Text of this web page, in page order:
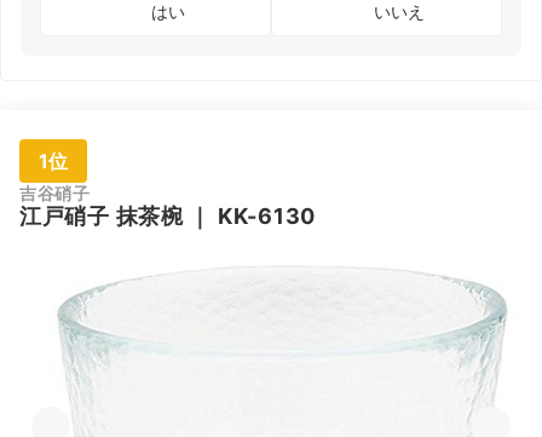
はい いいえ
1位
吉谷硝子
江戸硝子 抹茶椀｜ KK-6130